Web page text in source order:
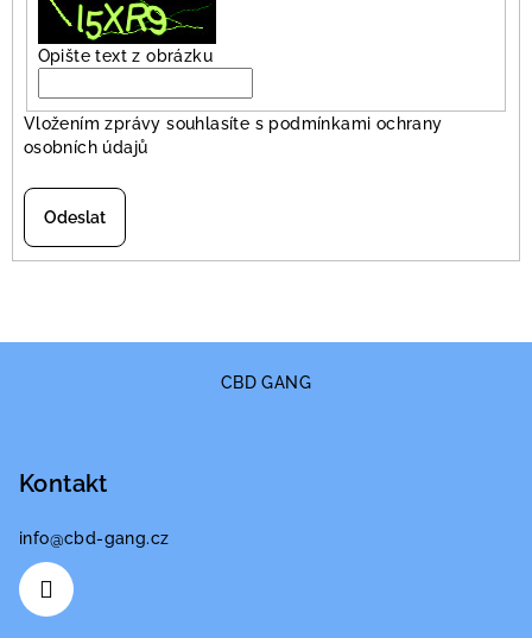
Opište text z obrázku
Vložením zprávy souhlasíte s podmínkami ochrany
osobních údajů
Odeslat
CBD GANG
Kontakt
info@cbd-gang.cz